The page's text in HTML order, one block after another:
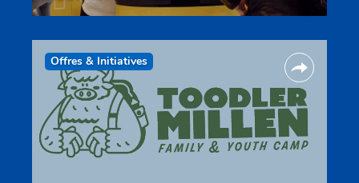
Offres & Initiatives